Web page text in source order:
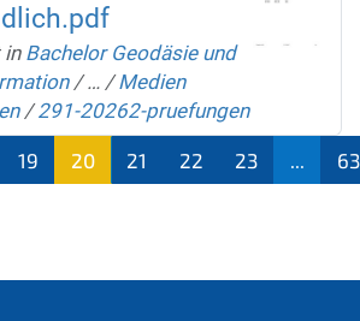
in Bachelor Geodäsie und
/… /Medien
/291-20262-pruefungen
19
20
21 22 23 63